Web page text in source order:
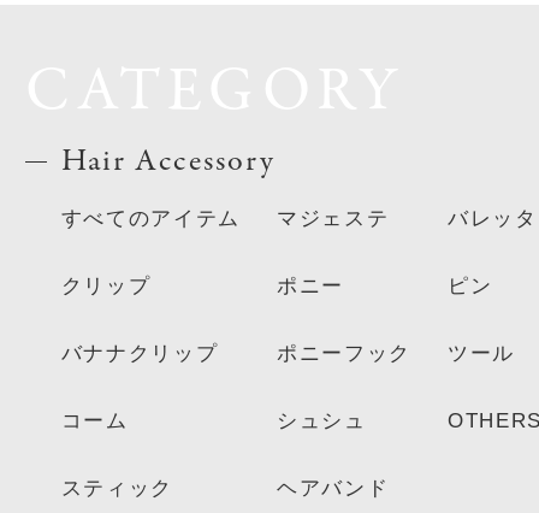
Hair Accessory
すべてのアイテム
クリップ
バナナクリップ
コーム
スティック
マジェステ
ポニー
ポニーフック
シュシュ
ヘアバンド
バレッタ
ピン
ツール